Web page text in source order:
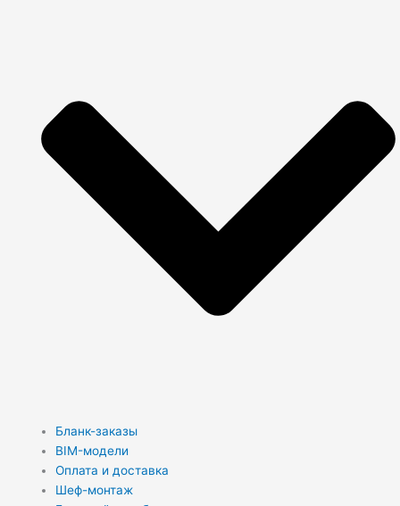
Бланк-заказы
BIM-модели
Оплата и доставка
Шеф-монтаж